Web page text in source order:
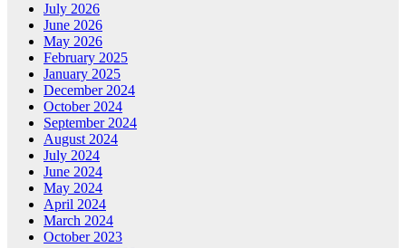
July 2026
June 2026
May 2026
February 2025
January 2025
December 2024
October 2024
September 2024
August 2024
July 2024
June 2024
May 2024
April 2024
March 2024
October 2023